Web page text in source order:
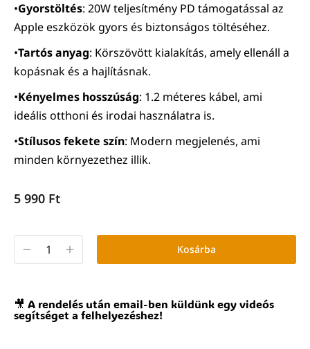
•Gyorstöltés: 20W teljesítmény PD támogatással az
Apple eszközök gyors és biztonságos töltéséhez.
•Tartós anyag: Körszövött kialakítás, amely ellenáll a
kopásnak és a hajlításnak.
•Kényelmes hosszúság: 1.2 méteres kábel, ami
ideális otthoni és irodai használatra is.
•Stílusos fekete szín: Modern megjelenés, ami
minden környezethez illik.
5 990 Ft
Kosárba
🎥 A rendelés után email-ben küldünk egy videós
segítséget a felhelyezéshez!